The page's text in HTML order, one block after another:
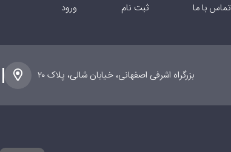
تماس با ما ثبت نام ورود
بزرگراه اشرفی اصفهانی، خیابان شالی، پلاک ۲۰